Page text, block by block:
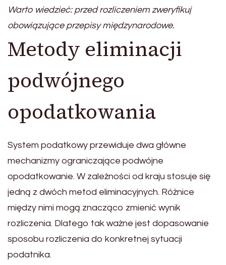
Warto wiedzieć: przed rozliczeniem zweryfikuj
obowiązujące przepisy międzynarodowe.
Metody eliminacji
podwójnego
opodatkowania
System podatkowy przewiduje dwa główne
mechanizmy ograniczające podwójne
opodatkowanie. W zależności od kraju stosuje się
jedną z dwóch metod eliminacyjnych. Różnice
między nimi mogą znacząco zmienić wynik
rozliczenia. Dlatego tak ważne jest dopasowanie
sposobu rozliczenia do konkretnej sytuacji
podatnika.